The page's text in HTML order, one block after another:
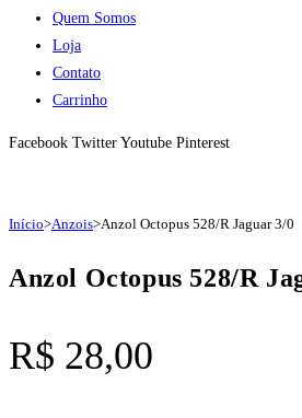
Quem Somos
Loja
Contato
Carrinho
Facebook Twitter Youtube Pinterest
Início>Anzois>Anzol Octopus 528/R Jaguar 3/0
Anzol Octopus 528/R
R$ 28,00